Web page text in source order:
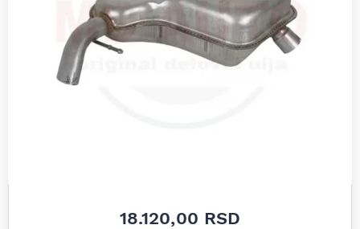
18.120,00 RSD